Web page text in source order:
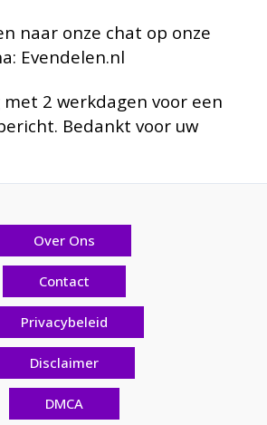
naar onze chat op onze
Evendelen.nl
2 werkdagen voor een
Bedankt voor uw
Over Ons
Contact
Privacybeleid
Disclaimer
DMCA